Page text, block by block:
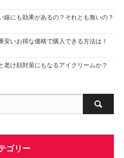
線にも効果があるの？それとも無いの？
安いお得な価格で購入できる方法は！
老け顔対策にもなるアイクリームか？
ゴリー